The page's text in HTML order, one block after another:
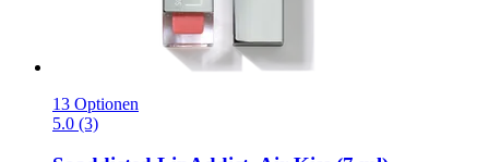
13 Optionen
5.0 (3)